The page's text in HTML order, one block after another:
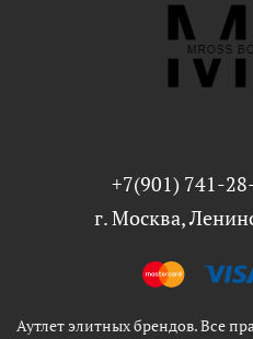
+7(901) 741-
г. Москва,
Аутлет элитных брендов. Все